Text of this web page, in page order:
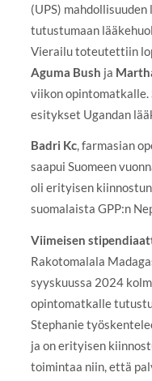
(UPS)
tutustumaan
Vierailu toteutettiin
Aguma Bush ja
viikon opintomatkalle.
esitykset Ugandan
Badri Kc, farmasian
saapui Suomeen
oli erityisen
suomalaista GPP:n
Viimeisen
Rakotomalala
syyskuussa 2024
opintomatkalle
Stephanie
ja on erityisen
toimintaa niin, että